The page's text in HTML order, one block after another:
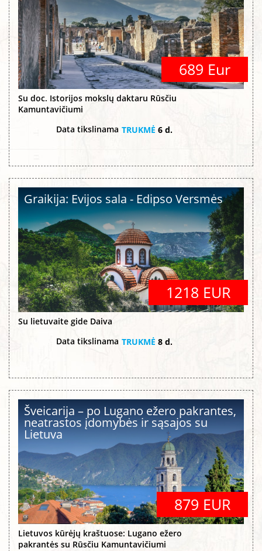
689 Eur
Su doc. Istorijos mokslų daktaru Rūsčiu
Kamuntavičiumi
Data tikslinama TRUKMĖ 6 d.
Graikija: Evijos sala - Edipso Versmės
1218 EUR
Su lietuvaite gide Daiva
Data tikslinama TRUKMĖ 8 d.
Šveicarija – po Lugano ežero pakrantes,
neatrastos įdomybės ir sąsajos su
Lietuva
879 EUR
Lietuvos kūrėjų kraštuose: Lugano ežero
pakrantės su Rūsčiu Kamuntavičiumi